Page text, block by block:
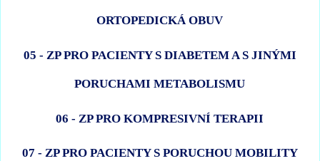
ORTOPEDICKÁ OBUV
05 - ZP PRO PACIENTY S DIABETEM A S JINÝMI
PORUCHAMI METABOLISMU
06 - ZP PRO KOMPRESIVNÍ TERAPII
07 - ZP PRO PACIENTY S PORUCHOU MOBILITY